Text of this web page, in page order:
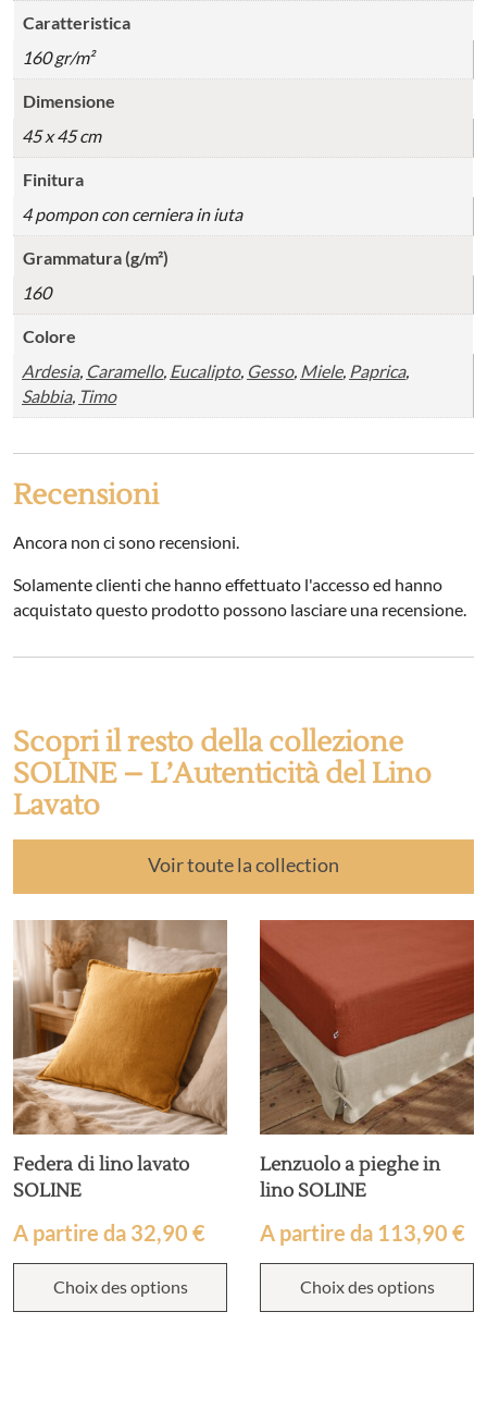
Caratteristica
160 gr/m²
Dimensione
45 x 45 cm
Finitura
4 pompon con cerniera in iuta
Grammatura (g/m²)
160
Colore
Ardesia, Caramello, Eucalipto, Gesso, Miele, Paprica,
Sabbia, Timo
Recensioni
Ancora non ci sono recensioni.
Solamente clienti che hanno effettuato l'accesso ed hanno
acquistato questo prodotto possono lasciare una recensione.
Scopri il resto della collezione
SOLINE – L’Autenticità del Lino
Lavato
Voir toute la collection
Federa di lino lavato
SOLINE
A partire da 32,90 €
Choix des options
Lenzuolo a pieghe in
lino SOLINE
A partire da 113,90 €
Choix des options